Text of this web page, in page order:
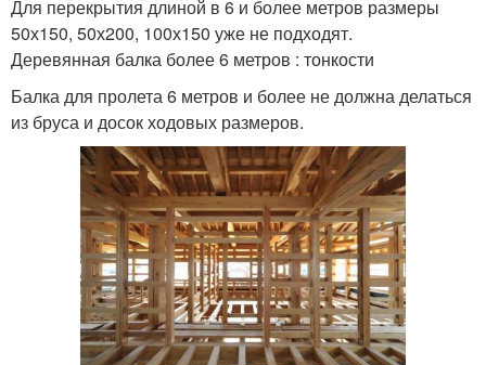
Для перекрытия длиной в 6 и более метров размеры
50х150, 50х200, 100х150 уже не подходят.
Деревянная балка более 6 метров : тонкости
Балка для пролета 6 метров и более не должна делаться
из бруса и досок ходовых размеров.